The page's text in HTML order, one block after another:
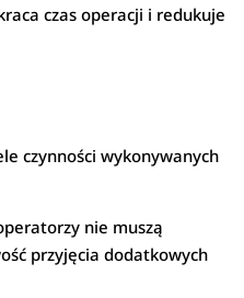
czas operacji i redukuje
czynności wykonywanych
nie muszą
przyjęcia dodatkowych